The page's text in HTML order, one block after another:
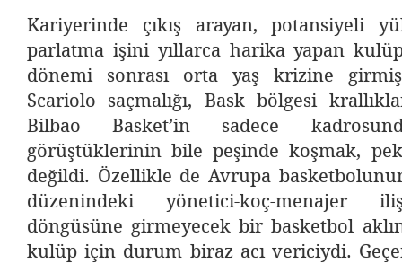
Kariyerinde çıkış arayan, potansiyeli
parlatma işini yıllarca harika yapan
dönemi sonrası orta yaş krizine
Scariolo saçmalığı, Bask bölgesi
Bilbao Basket’in sadece
görüştüklerinin bile peşinde koşmak,
değildi. Özellikle de Avrupa
düzenindeki yönetici-koç-menajer
döngüsüne girmeyecek bir basketbol
kulüp için durum biraz acı vericiydi.